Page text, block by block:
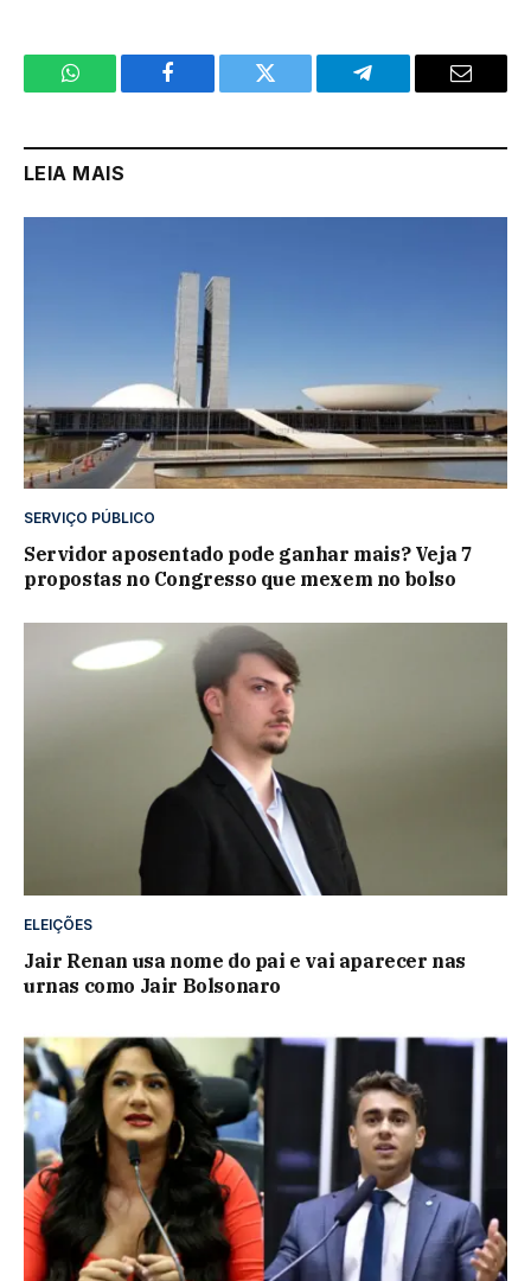
WhatsApp Facebook Twitter Telegram Email
LEIA MAIS
SERVIÇO PÚBLICO
Servidor aposentado pode ganhar mais? Veja 7
propostas no Congresso que mexem no bolso
ELEIÇÕES
Jair Renan usa nome do pai e vai aparecer nas
urnas como Jair Bolsonaro